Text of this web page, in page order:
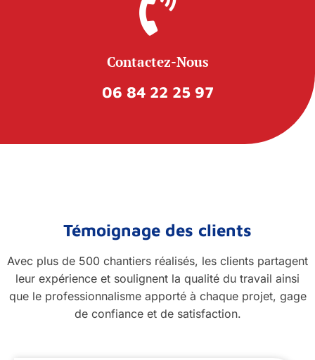
Contactez-Nous
06 84 22 25 97
Témoignage des clients
Avec plus de 500 chantiers réalisés, les clients partagent
leur expérience et soulignent la qualité du travail ainsi
que le professionnalisme apporté à chaque projet, gage
de confiance et de satisfaction.